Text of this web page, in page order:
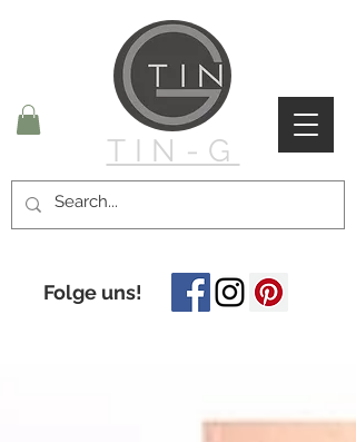
TIN-G
Folge uns!